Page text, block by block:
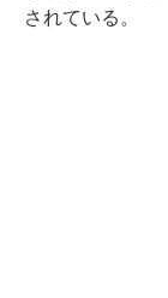
されている。